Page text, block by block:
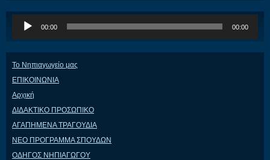
Αναπαραγωγής
Ήχου
00:00 00:00
Το Νηπιαγωγείο μας
ΕΠΙΚΟΙΝΩΝΙΑ
Αρχική
ΔΙΔΑΚΤΙΚΟ ΠΡΟΣΩΠΙΚΟ
ΑΓΑΠΗΜΕΝΑ ΤΡΑΓΟΥΔΙΑ
ΝΕΟ ΠΡΟΓΡΑΜΜΑ ΣΠΟΥΔΩΝ
ΟΔΗΓΟΣ ΝΗΠΙΑΓΩΓΟΥ